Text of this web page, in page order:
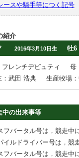
ースや騎手等につく記号
紹介
2016年3月10日生 牡6
フレンチデピュティ
母
：武田 浩典
生産牧場
中の出来事等
フバータル号は，競走中
イルドライバー号は，競
フバータル号は，競走中